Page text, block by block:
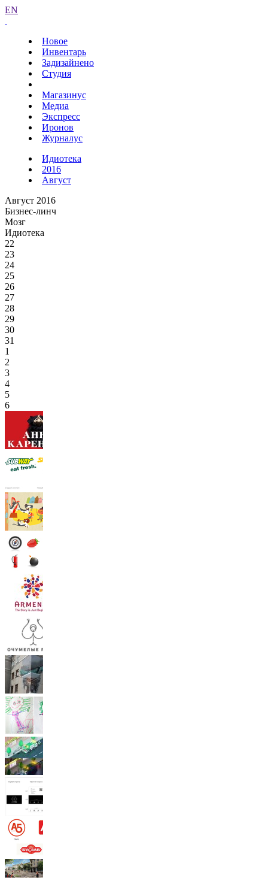
EN
Новое
Инвентарь
Задизайнено
Студия
Магазинус
Медиа
Экспресс
Иронов
Журналус
Идиотека
2016
Август
Август 2016
Бизнес-линч
Мозг
Идиотека
22
23
24
25
26
27
28
29
30
31
1
2
3
4
5
6